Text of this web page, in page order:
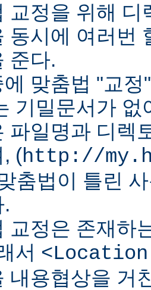
교정을 위해
동시에 여러번
준다.
에 맞춤법 "교
기밀문서가 없
파일명과 디렉
, (http://
춤법이 틀린
교정은 존재하
서
내용협상을 거